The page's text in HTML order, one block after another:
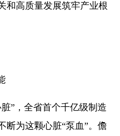
和高质量发展筑牢产业根
，全省首个千亿级制造
断为这颗心脏“泵血”。儋